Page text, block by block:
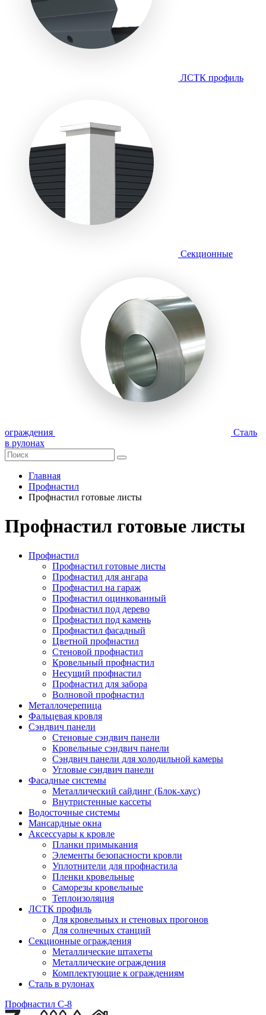
ЛСТК профиль
Секционные
ограждения
Сталь
в рулонах
Главная
Профнастил
Профнастил готовые листы
Профнастил готовые листы
Профнастил
Профнастил готовые листы
Профнастил для ангара
Профнастил на гараж
Профнастил оцинкованный
Профнастил под дерево
Профнастил под камень
Профнастил фасадный
Цветной профнастил
Стеновой профнастил
Кровельный профнастил
Несущий профнастил
Профнастил для забора
Волновой профнастил
Металлочерепица
Фальцевая кровля
Сэндвич панели
Стеновые сэндвич панели
Кровельные сэндвич панели
Сэндвич панели для холодильной камеры
Угловые сэндвич панели
Фасадные системы
Металлический сайдинг (Блок-хаус)
Внутристенные кассеты
Водосточные системы
Мансардные окна
Аксессуары к кровле
Планки примыкания
Элементы безопасности кровли
Уплотнители для профнастила
Пленки кровельные
Саморезы кровельные
Теплоизоляция
ЛСТК профиль
Для кровельных и стеновых прогонов
Для солнечных станций
Секционные ограждения
Металлические штахеты
Металлические ограждения
Комплектующие к ограждениям
Сталь в рулонах
Профнастил С-8